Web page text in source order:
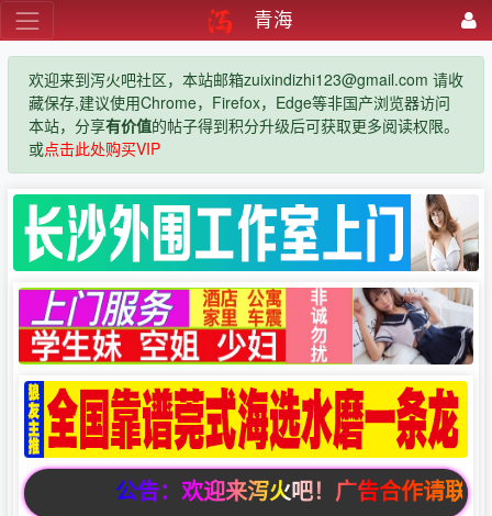
青海
欢迎来到泻火吧社区，本站邮箱zuixindizhi123@gmail.com 请收
藏保存,建议使用Chrome，Firefox，Edge等非国产浏览器访问
本站，分享有价值的帖子得到积分升级后可获取更多阅读权限。
或点击此处购买VIP
公告：欢迎来泻火吧！广告合作请联